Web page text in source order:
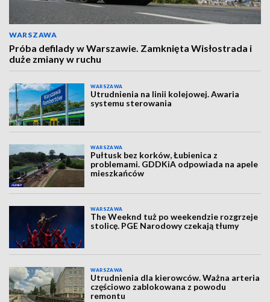
WARSZAWA
Próba defilady w Warszawie. Zamknięta Wisłostrada i
duże zmiany w ruchu
WARSZAWA
Utrudnienia na linii kolejowej. Awaria
systemu sterowania
WARSZAWA
Pułtusk bez korków, Łubienica z
problemami. GDDKiA odpowiada na apele
mieszkańców
WARSZAWA
The Weeknd tuż po weekendzie rozgrzeje
stolicę. PGE Narodowy czekają tłumy
WARSZAWA
Utrudnienia dla kierowców. Ważna arteria
częściowo zablokowana z powodu
remontu